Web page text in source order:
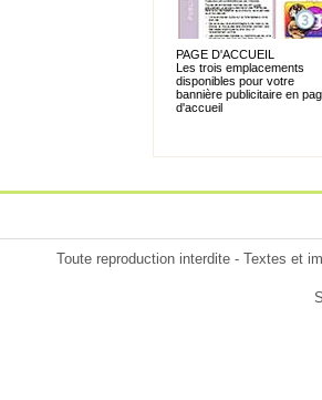
PAGE D'ACCUEIL
Les trois emplacements
disponibles pour votre
bannière publicitaire en
d'accueil
Toute reproduction interdite - Textes et